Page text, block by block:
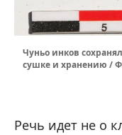
Чуньо инков
сушке и хранению /
Речь идет не о